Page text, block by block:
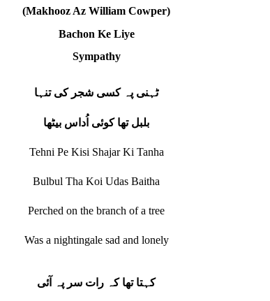
(Makhooz Az William Cowper)
Bachon Ke Liye
Sympathy
ٹہنی پہ کسی شجر کی تنہا
بلبل تھا کوئی اُداس بیٹھا
Tehni Pe Kisi Shajar Ki Tanha
Bulbul Tha Koi Udas Baitha
Perched on the branch of a tree
Was a nightingale sad and lonely
کہتا تھا کہ رات سر پہ آئی